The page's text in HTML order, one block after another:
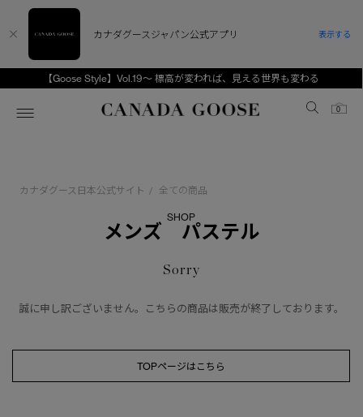
【Goose Style】Vol.19～ 標高が変われば、見える世界も変わる
Canada Goose
0
ディスカバー
スプリングコレクション
新着アイテム
FW26コレクション
サマー 26 コレクションLOOK
新着アイテム
FW26コレクション
サマー 26 コレクションLOOK
ベビー（0‐24ヵ月)
キッズ（2‐7歳)
ユース（6＋歳)
カナダグース日本公式サイト / 全ての商品
SHOP
メンズ パステル
Sorry
誠に申し訳ございません。こちらの商品は販売が終了しております。
TOPページはこちら
カナダグースジャパン公式アプリ 表示する